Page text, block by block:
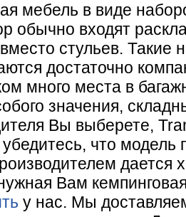
мебель в виде
обычно входят
стульев. Такие
достаточно
много места в
значения,
Вы выберете,
что модель
дается
Вам
у нас. Мы